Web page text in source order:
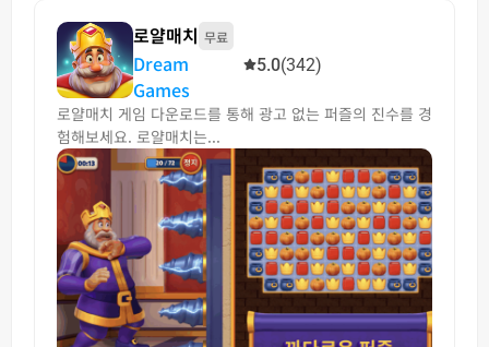
로얄매치 무료
Dream
Games
5.0(342)
로얄매치 게임 다운로드를 통해 광고 없는 퍼즐의 진수를 경
험해보세요. 로얄매치는...